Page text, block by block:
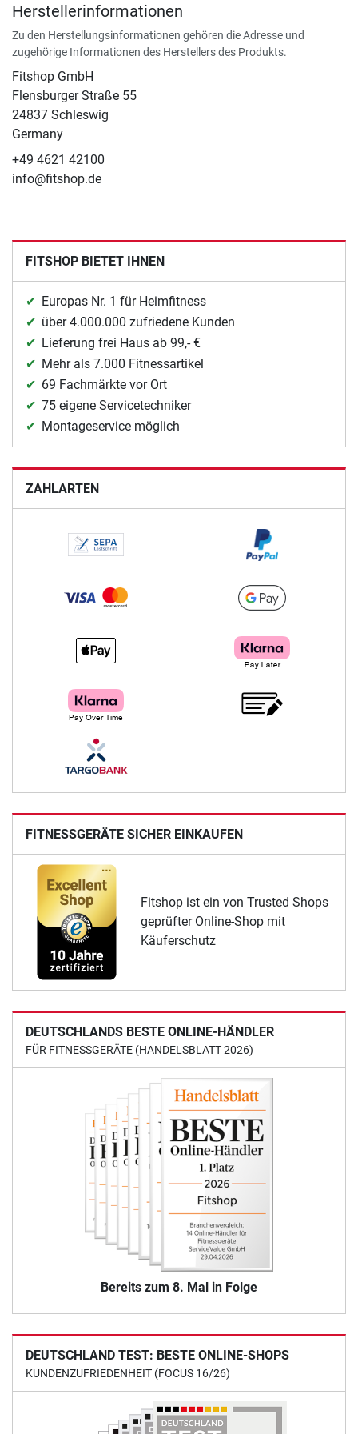
Herstellerinformationen
Zu den Herstellungsinformationen gehören die Adresse und
zugehörige Informationen des Herstellers des Produkts.
Fitshop GmbH
Flensburger Straße 55
24837 Schleswig
Germany
+49 4621 42100
info@fitshop.de
FITSHOP BIETET IHNEN
Europas Nr. 1 für Heimfitness
über 4.000.000 zufriedene Kunden
Lieferung frei Haus ab 99,- €
Mehr als 7.000 Fitnessartikel
69 Fachmärkte vor Ort
75 eigene Servicetechniker
Montageservice möglich
ZAHLARTEN
FITNESSGERÄTE SICHER EINKAUFEN
Fitshop ist ein von Trusted Shops
geprüfter Online-Shop mit
Käuferschutz
DEUTSCHLANDS BESTE ONLINE-HÄNDLER
FÜR FITNESSGERÄTE (HANDELSBLATT 2026)
Bereits zum 8. Mal in Folge
DEUTSCHLAND TEST: BESTE ONLINE-SHOPS
KUNDENZUFRIEDENHEIT (FOCUS 16/26)